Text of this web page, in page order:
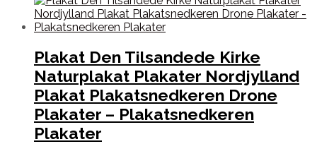
Plakat Den Tilsandede Kirke
Naturplakat Plakater Nordjylland
Plakat Plakatsnedkeren Drone
Plakater – Plakatsnedkeren
Plakater